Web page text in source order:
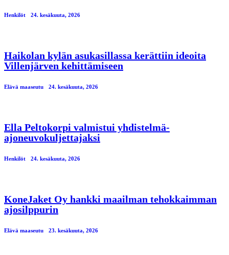
Henkilöt 24. kesäkuuta, 2026
Haikolan kylän asukasillassa kerättiin ideoita
Villenjärven kehittämiseen
Elävä maaseutu 24. kesäkuuta, 2026
Ella Peltokorpi valmistui yhdistelmä-
ajoneuvokuljettajaksi
Henkilöt 24. kesäkuuta, 2026
KoneJaket Oy hankki maailman tehokkaimman
ajosilppurin
Elävä maaseutu 23. kesäkuuta, 2026